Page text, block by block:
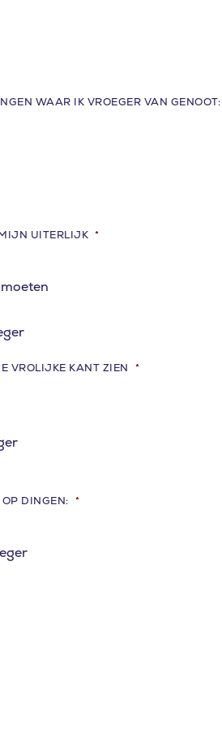
for?
WAAR IK VROEGER VAN GENOOT:
UITERLIJK *
VROLIJKE KANT ZIEN *
DINGEN: *